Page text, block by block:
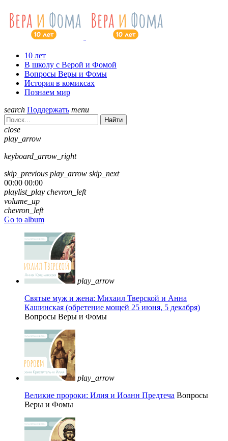
10 лет
В школу с Верой и Фомой
Вопросы Веры и Фомы
История в комиксах
Познаем мир
search Поддержать menu
Найти
close
play_arrow
keyboard_arrow_right
skip_previous play_arrow skip_next
00:00 00:00
playlist_play chevron_left
volume_up
chevron_left
Go to album
play_arrow
Святые муж и жена: Михаил Тверской и Анна
Кашинская (обретение мощей 25 июня, 5 декабря)
Вопросы Веры и Фомы
play_arrow
Великие пророки: Илия и Иоанн Предтеча Вопросы
Веры и Фомы